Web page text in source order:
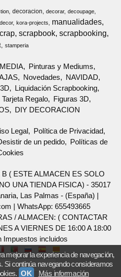
decoracion decorar
decoupage
kora-projects manualidades
scrapbook scrapbooking
stamperia
Pinturas y Mediums
Novedades
NAVIDAD
Liquidación Scrapbooking
Tarjeta Regalo
Figuras 3D
DIY DECORACION
Legal
Política de Privacidad
de un pedido
Políticas de
( ESTE ALMACEN ES SOLO
UNA TIENDA FISICA) - 35017
Las Palmas - (España) |
| WhatsApp: 655493665
/ ALMACEN: ( CONTACTAR
A VIERNES DE 16:00 A 18:00
Impuestos incluidos
mejorar la experiencia de navegación,
Si continúa navegando consideramos
OK Más información